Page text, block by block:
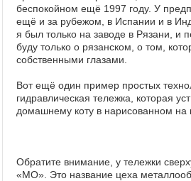
беспокойном ещё 1997 году. У
ещё и за рубежом, в Испании и в
я был только на заводе в Рязани, и
буду только о рязанском, о том,
собственными глазами.
Вот ещё один пример простых
гидравлическая тележка, которая
домашнему коту в нарисованном на
Обратите внимание, у тележки
«МО». Это название цеха